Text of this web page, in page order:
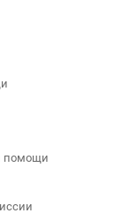
помощи